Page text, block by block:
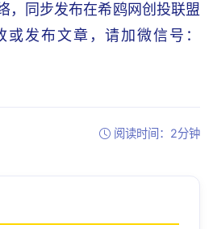
，同步发布在希鸥网创投联盟
发布文章，请加微信号：
阅读时间：2分钟